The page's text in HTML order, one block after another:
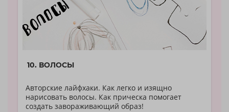
10. ВОЛОСЫ
Авторские лайфхаки. Как легко и изящно
нарисовать волосы. Как прическа помогает
создать завораживающий образ!